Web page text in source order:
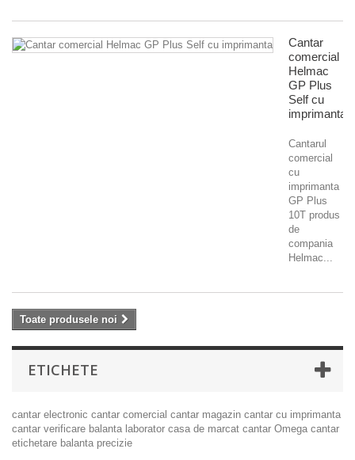
Cantar
comercial
Helmac
GP Plus
Self cu
imprimanta
Cantarul
comercial
cu
imprimanta
GP Plus
10T produs
de
compania
Helmac...
Toate produsele noi
ETICHETE
cantar electronic cantar comercial cantar magazin cantar cu imprimanta
cantar verificare balanta laborator casa de marcat cantar Omega cantar
etichetare balanta precizie